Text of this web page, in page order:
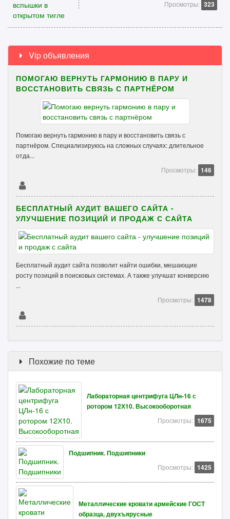
Просмотры: 323
Vip объявления
ПОМОГАЮ ВЕРНУТЬ ГАРМОНИЮ В ПАРУ И
ВОССТАНОВИТЬ СВЯЗЬ С ПАРТНЁРОМ
Помогаю вернуть гармонию в пару и восстановить связь с
партнёром. Специализируюсь на сложных случаях: длительное
отда...
Просмотры: 146
БЕСПЛАТНЫЙ АУДИТ ВАШЕГО САЙТА -
УЛУЧШЕНИЕ ПОЗИЦИЙ И ПРОДАЖ С САЙТА
Бесплатный аудит сайта позволит найти ошибки, мешающие
росту позиций в поисковых системах. А также улучшат конверсию
...
Просмотры: 1478
Похожие по теме
Лабораторная центрифуга ЦЛн-16 с
ротором 12Х10. Высокооборотная
Просмотры: 1675
Подшипник. Подшипники
Просмотры: 1425
Металлические кровати армейские ГОСТ
образца, двухъярусные